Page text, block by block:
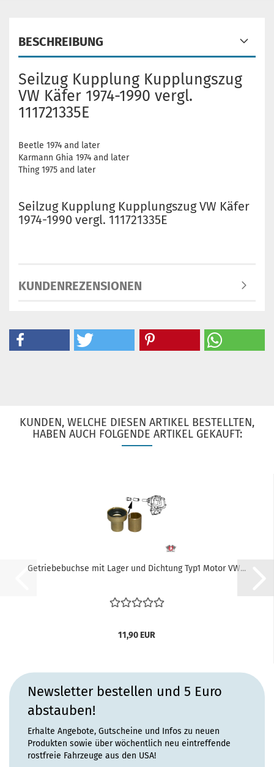
BESCHREIBUNG
Seilzug Kupplung Kupplungszug
VW Käfer 1974-1990 vergl.
111721335E
Beetle 1974 and later
Karmann Ghia 1974 and later
Thing 1975 and later
Seilzug Kupplung Kupplungszug VW Käfer
1974-1990 vergl. 111721335E
KUNDENREZENSIONEN
KUNDEN, WELCHE DIESEN ARTIKEL BESTELLTEN,
HABEN AUCH FOLGENDE ARTIKEL GEKAUFT:
Getriebebuchse mit Lager und Dichtung Typ1 Motor VW...
11,90 EUR
Newsletter bestellen und 5 Euro
abstauben!
Erhalte Angebote, Gutscheine und Infos zu neuen
Produkten sowie über wöchentlich neu eintreffende
rostfreie Fahrzeuge aus den USA!